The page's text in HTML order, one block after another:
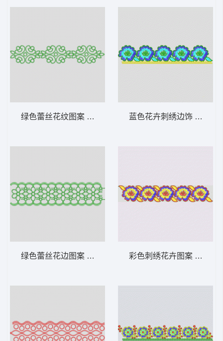
绿色蕾丝花纹图案 条带状 水溶条码网布花边
绿色蕾丝花边图案 条带状 水溶条码网布花边
蓝色花卉刺绣边饰 条带状
彩色刺绣花卉图案 条带状